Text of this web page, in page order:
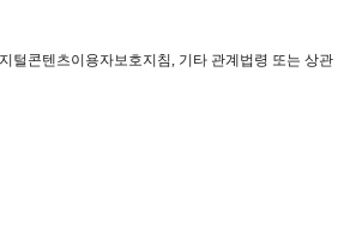
털콘텐츠이용자보호지침, 기타 관계법령 또는 상관